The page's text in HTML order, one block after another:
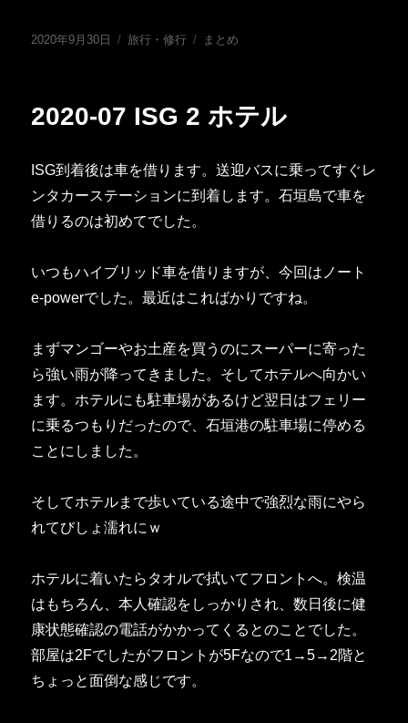
投
2020年9月30日
カ
旅行・修行
タ
まとめ
2020-07 ISG 2 ホテル
ISG到着後は車を借ります。送迎バスに乗ってすぐレ
ンタカーステーションに到着します。石垣島で車を
借りるのは初めてでした。
いつもハイブリッド車を借りますが、今回はノート
e-powerでした。最近はこればかりですね。
まずマンゴーやお土産を買うのにスーパーに寄った
ら強い雨が降ってきました。そしてホテルへ向かい
ます。ホテルにも駐車場があるけど翌日はフェリー
に乗るつもりだったので、石垣港の駐車場に停める
ことにしました。
そしてホテルまで歩いている途中で強烈な雨にやら
れてびしょ濡れにｗ
ホテルに着いたらタオルで拭いてフロントへ。検温
はもちろん、本人確認をしっかりされ、数日後に健
康状態確認の電話がかかってくるとのことでした。
部屋は2Fでしたがフロントが5Fなので1→5→2階と
ちょっと面倒な感じです。